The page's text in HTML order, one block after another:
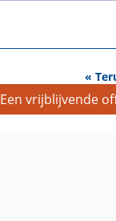
«
Een vrijblijvende